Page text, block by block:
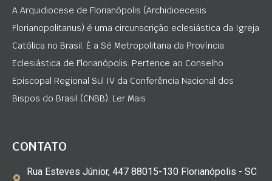
A Arquidiocese de Florianópolis (Archidioecesis
Florianopolitanus) é uma circunscrição eclesiástica da Igreja
Católica no Brasil. É a Sé Metropolitana da Província
Eclesiástica de Florianópolis. Pertence ao Conselho
Episcopal Regional Sul IV da Conferência Nacional dos
Bispos do Brasil (CNBB). Ler Mais
CONTATO
Rua Esteves Júnior, 447 88015-130 Florianópolis - SC